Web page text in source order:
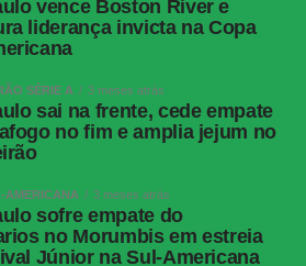
vence Boston River e
liderança invicta na Copa
SÉRIE A 3 meses atrás
sai na frente, cede empate
no fim e amplia jejum no
AMERICANA 3 meses atrás
sofre empate do
no Morumbis em estreia
Júnior na Sul-Americana